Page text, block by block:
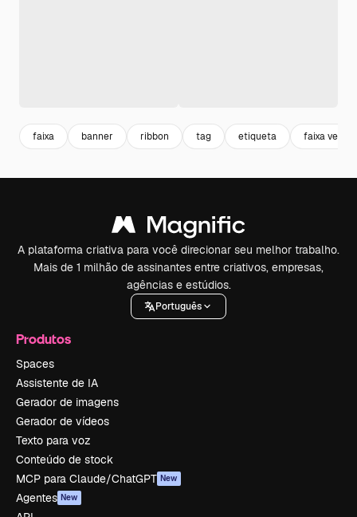
faixa banner ribbon tag etiqueta faixa
A plataforma criativa para você direcionar seu melhor trabalho.
Mais de 1 milhão de assinantes entre criativos, empresas,
agências e estúdios.
Português
Produtos
Spaces
Assistente de IA
Gerador de imagens
Gerador de vídeos
Texto para voz
Conteúdo de stock
MCP para Claude/ChatGPT New
Agentes New